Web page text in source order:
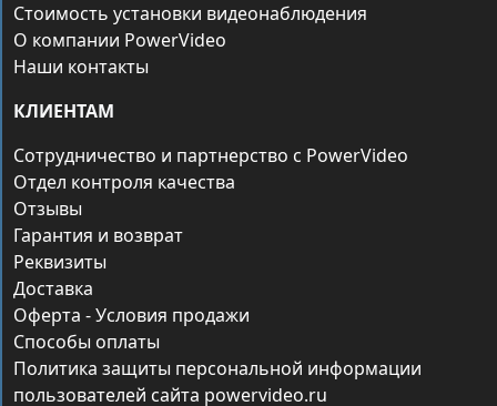
Стоимость установки видеонаблюдения
О компании PowerVideo
Наши контакты
КЛИЕНТАМ
Сотрудничество и партнерство с PowerVideo
Отдел контроля качества
Отзывы
Гарантия и возврат
Реквизиты
Доставка
Оферта - Условия продажи
Способы оплаты
Политика защиты персональной информации
пользователей сайта powervideo.ru